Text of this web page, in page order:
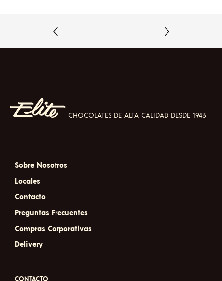
CHOCOLATES DE ALTA CALIDAD DESDE 1943
Sobre Nosotros
Locales
Contacto
Preguntas Frecuentes
Compras Corporativas
Delivery
CONTACTO